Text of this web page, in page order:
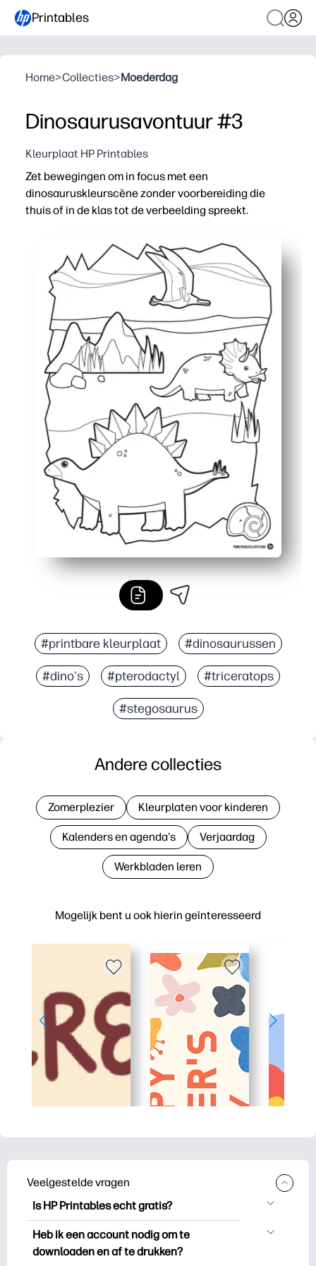
Printables
Home>Collecties>Moederdag
Dinosaurusavontuur #3
Kleurplaat HP Printables
Zet bewegingen om in focus met een
dinosauruskleurscène zonder voorbereiding die
thuis of in de klas tot de verbeelding spreekt.
Gewoon printen en aan de slag: onmiddellijke
Zorgt voor fijne motoriek en potloodcontrole met
Stimuleert de creativiteit en het vertellen van
Ruisvrije, schermloze stille tijd die je kunt gebruiken
#printbare kleurplaat #dinosaurussen
#dino's #pterodactyl #triceratops
#stegosaurus
Mogelijk bent u ook hierin geïnteresseerd
Andere collecties
Zomerplezier Kleurplaten voor kinderen
Kalenders en agenda's Verjaardag
Werkbladen leren
Veelgestelde vragen
Is HP Printables echt gratis?
HP Printables biedt meer dan 2.500
gratis printables om te downloaden en
Heb ik een account nodig om te
downloaden en af te drukken?